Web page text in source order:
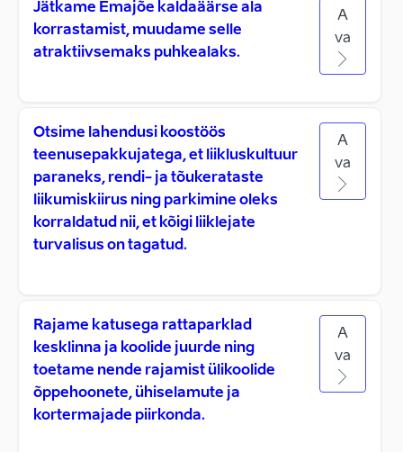
Jätkame Emajõe kaldaäärse ala
korrastamist, muudame selle
atraktiivsemaks puhkealaks.
A
va
Otsime lahendusi koostöös
teenusepakkujatega, et liikluskultuur
paraneks, rendi- ja tõukerataste
liikumiskiirus ning parkimine oleks
korraldatud nii, et kõigi liiklejate
turvalisus on tagatud.
A
va
Rajame katusega rattaparklad
kesklinna ja koolide juurde ning
toetame nende rajamist ülikoolide
õppehoonete, ühiselamute ja
kortermajade piirkonda.
A
va